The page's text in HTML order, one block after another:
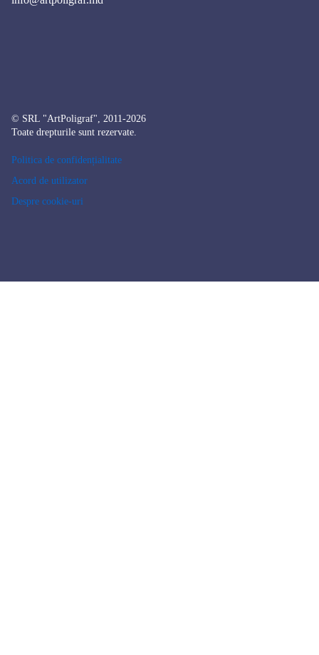
© SRL "ArtPoligraf", 2011-2026
Toate drepturile sunt rezervate.
Politica de confidențialitate
Acord de utilizator
Despre cookie-uri